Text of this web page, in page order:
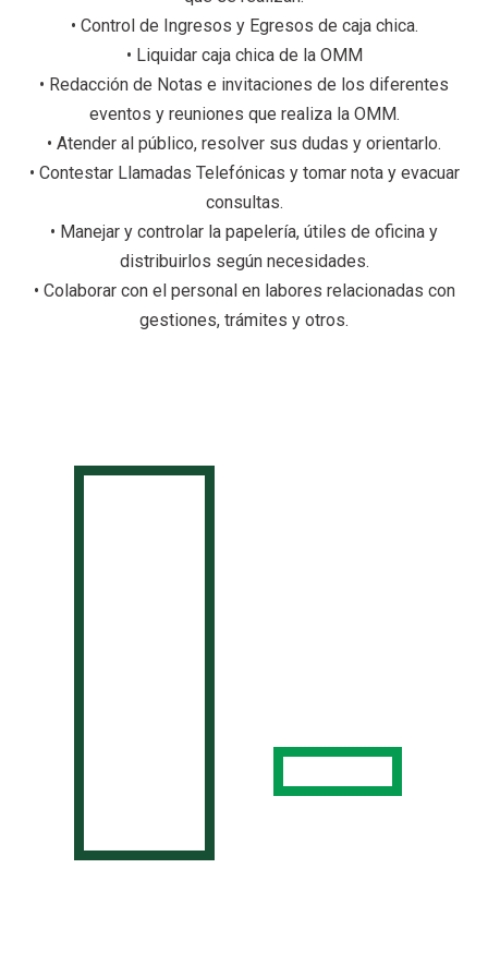
• Control de Ingresos y Egresos de caja chica.
• Liquidar caja chica de la OMM
• Redacción de Notas e invitaciones de los diferentes
eventos y reuniones que realiza la OMM.
• Atender al público, resolver sus dudas y orientarlo.
• Contestar Llamadas Telefónicas y tomar nota y evacuar
consultas.
• Manejar y controlar la papelería, útiles de oficina y
distribuirlos según necesidades.
• Colaborar con el personal en labores relacionadas con
gestiones, trámites y otros.